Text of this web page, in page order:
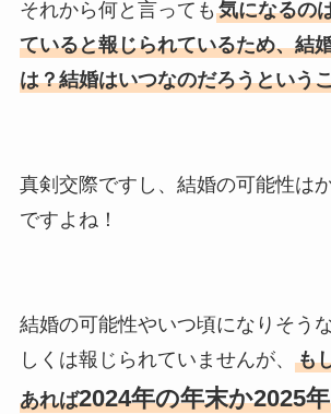
それから何と言っても 気になるの
ていると報じられているため、結
は？結婚はいつなのだろうという
真剣交際ですし、結婚の可能性は
ですよね！
結婚の可能性やいつ頃になりそう
しくは報じられていませんが、 も
あれば2024年の年末か2025